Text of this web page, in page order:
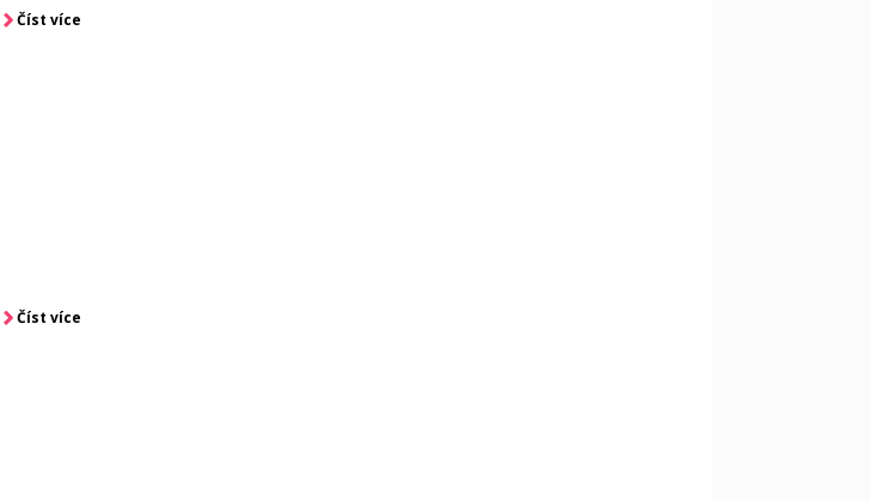
Číst více
Číst více